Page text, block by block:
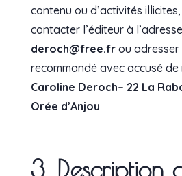
contenu ou d’activités
contacter l’éditeur à
deroch@free.frou adresser
recommandé avec accusé de
Caroline Deroch– 22 La
Orée d’Anjou
3. Description